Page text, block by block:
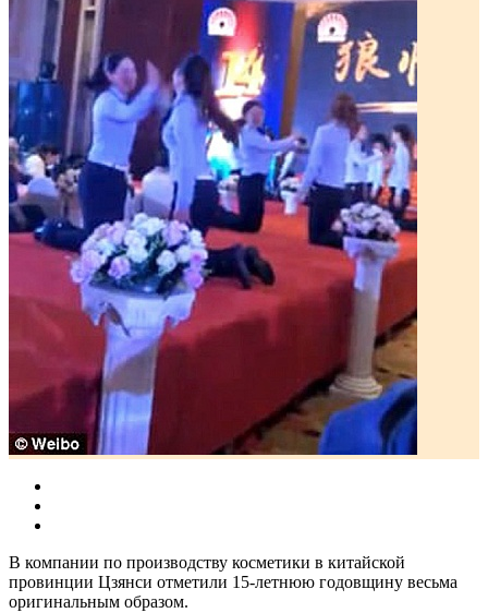
В компании по производству косметики в китайской
провинции Цзянси отметили 15-летнюю годовщину весьма
оригинальным образом.